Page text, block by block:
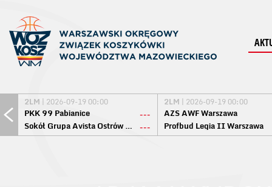
2LM | 2026-09-19 00:00
PKK 99 Pabianice
---
Sokół Grupa Avista Ostrów Maz. ---
2LM | 2026-09-19 00:00
AZS AWF Warszawa
Profbud Legia II Warszawa